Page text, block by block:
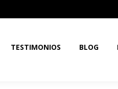
TESTIMONIOS BLOG